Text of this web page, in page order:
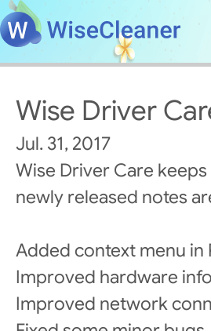
Wise Driver
Jul. 31, 2017
Wise Driver Care
newly released notes
Added context menu in
Improved hardware
Improved network